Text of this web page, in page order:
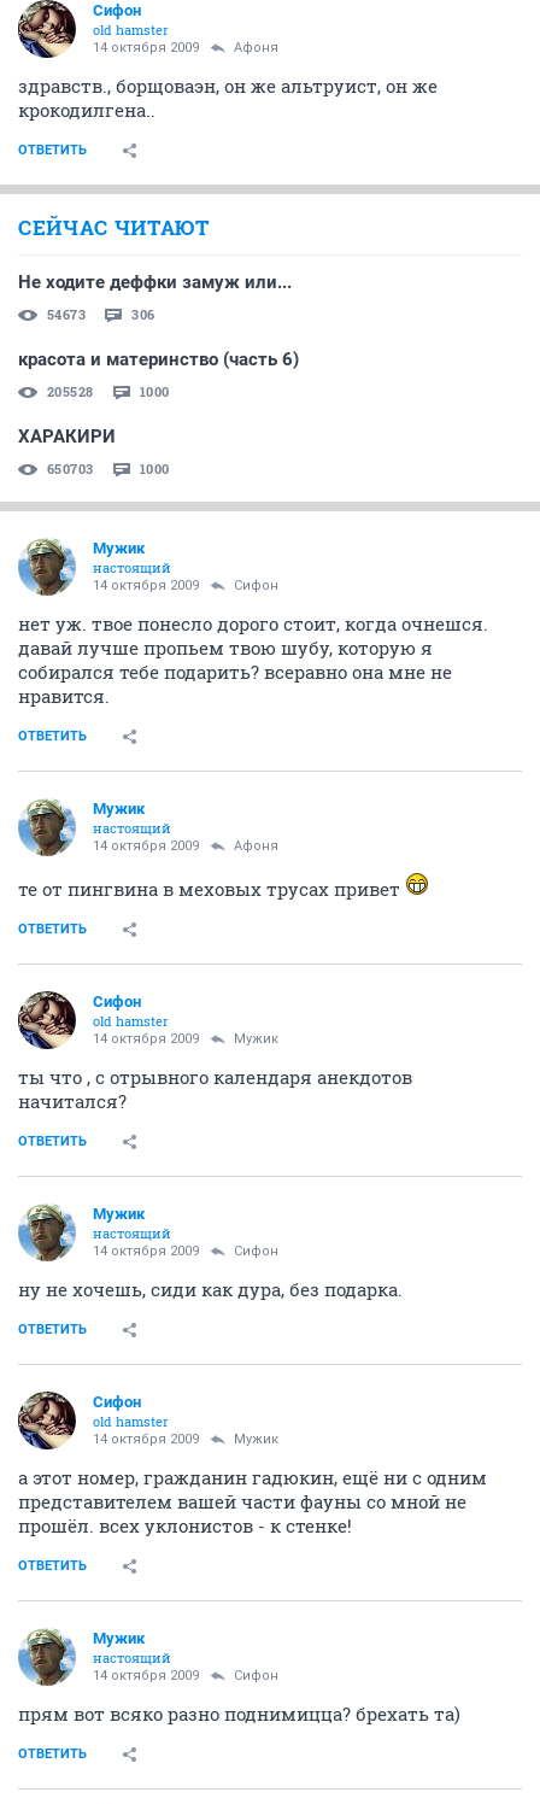
Сифон
old hamster
14 октября 2009 Aфоня
здравств., борщоваэн, он же альтруист, он же
крокодилгена..
ОТВЕТИТЬ
СЕЙЧАС ЧИТАЮТ
Не ходите деффки замуж или...
54673 306
красота и материнство (часть 6)
205528 1000
ХАРАКИРИ
650703 1000
Мужик
настоящий
14 октября 2009 Сифон
нет уж. твое понесло дорого стоит, когда очнешся.
давай лучше пропьем твою шубу, которую я
собирался тебе подарить? всеравно она мне не
нравится.
ОТВЕТИТЬ
Мужик
настоящий
14 октября 2009 Aфоня
те от пингвина в меховых трусах привет
ОТВЕТИТЬ
Сифон
old hamster
14 октября 2009 Мужик
ты что , с отрывного календаря анекдотов
начитался?
ОТВЕТИТЬ
Мужик
настоящий
14 октября 2009 Сифон
ну не хочешь, сиди как дура, без подарка.
ОТВЕТИТЬ
Сифон
old hamster
14 октября 2009 Мужик
а этот номер, гражданин гадюкин, ещё ни с одним
представителем вашей части фауны со мной не
прошёл. всех уклонистов - к стенке!
ОТВЕТИТЬ
Мужик
настоящий
14 октября 2009 Сифон
прям вот всяко разно поднимицца? брехать та)
ОТВЕТИТЬ